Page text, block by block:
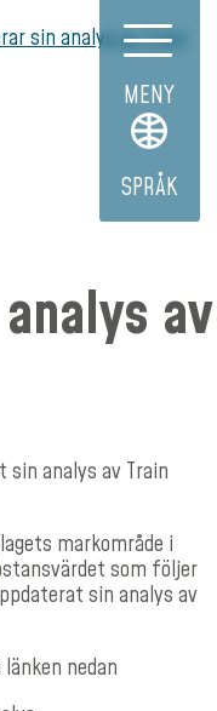
MENY
SPRÅK
sin analys av Train
av
sin analys av Train
markområde i
som följer
sin analys av
nedan